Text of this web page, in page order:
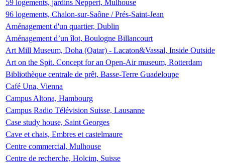
59 logements, jardins Neppert, Mulhouse
96 logements, Chalon-sur-Saône / Prés-Saint-Jean
Aménagement d'un quartier, Dublin
Aménagement d’un îlot, Boulogne Billancourt
Art Mill Museum, Doha (Qatar) - Lacaton&Vassal, Inside Outside
Art on the Spit. Concept for an Open-Air museum, Rotterdam
Bibliothèque centrale de prêt, Basse-Terre Guadeloupe
Café Una, Vienna
Campus Altona, Hambourg
Campus Radio Télévision Suisse, Lausanne
Case study house, Saint Georges
Cave et chais, Embres et castelmaure
Centre commercial, Mulhouse
Centre de recherche, Holcim, Suisse